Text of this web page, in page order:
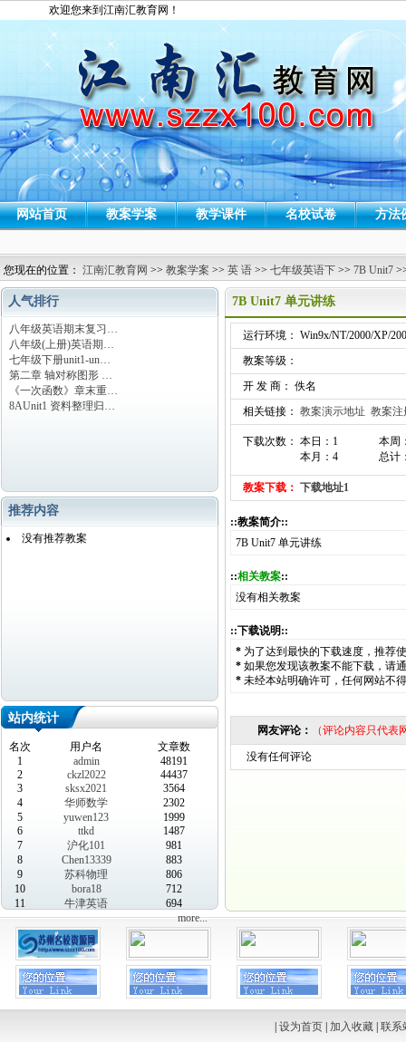
欢迎您来到江南汇教育网！
网站首页 教案学案 教学课件 名校试卷 方法
您现在的位置： 江南汇教育网 >> 教案学案 >> 英 语 >> 七年级英语下 >> 7B Unit7
人气排行
八年级英语期末复习…
八年级(上册)英语期…
七年级下册unit1-un…
第二章 轴对称图形 …
《一次函数》章末重…
8AUnit1 资料整理归…
推荐内容
没有推荐教案
站内统计
名次 用户名
文章数
1
admin
48191
2
ckzl2022
44437
3
sksx2021
3564
4
华师数学
2302
5
yuwen123
1999
6
ttkd
1487
7
沪化101
981
8
Chen13339
883
9
苏科物理
806
10
bora18
712
11
牛津英语
694
more...
7B Unit7 单元讲练
运行环境： Win9x/NT/2000/XP/
教案等级：
开 发 商： 佚名
相关链接： 教案演示地址 教案注
下载次数： 本日：1
本月：4
本周
总计
教案下载： 下载地址1
::教案简介::
7B Unit7 单元讲练
::相关教案::
没有相关教案
::下载说明::
* 为了达到最快的下载速度，推荐
* 如果您发现该教案不能下载，请
* 未经本站明确许可，任何网站不
网友评论： （评论内容只代
没有任何评论
设为首页| 加入收藏| 联系